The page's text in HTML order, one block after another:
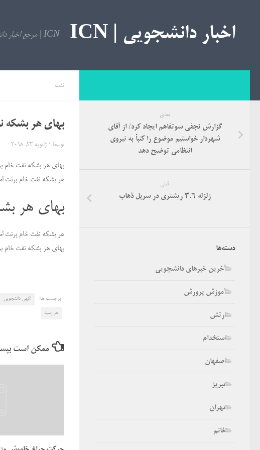
اخبار دانشجویی | ICN ICN | مرجع اخبار دانشجویی
نفت
بهای هر بشکه نفت خام
توسط · ژانویه 23, 2018
بهای هر بشکه نفت خام برنت به 69.44
هر بشکه نفت خام برنت امروز کار خود را با 69.21 دلار
بهای هر بشکه
هر بشکه نفت خام برنت امروز کار خود را با 69.21 دلار
بهای هر بشکه نفت خام برنت به 69.44
برچسب ها: آگهی دانشجویی
هر رسید
ممکن است
بعدی
گزارش نجفی سوتفاهم ایجاد کرد/ از آقای
شهردار خواستیم موضوع را کتباً به نیروی
انتظامی توضیح دهد
قبلی
زلزله ۳.۶ ریشتری در سرپل ذهاب
دسته‌ها
آخرین خبرهای دانشجویی
آموزش پرورش
ارتش
استخدام
اصفهان
تبریز
تهران
خانم